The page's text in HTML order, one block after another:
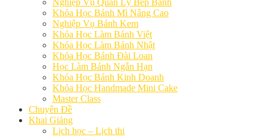
Nghiệp Vụ Quản Lý Bếp Bánh
Khóa Học Bánh Mì Nâng Cao
Nghiệp Vụ Bánh Kem
Khóa Học Làm Bánh Việt
Khóa Học Làm Bánh Nhật
Khóa Học Bánh Đài Loan
Học Làm Bánh Ngắn Hạn
Khóa Học Bánh Kinh Doanh
Khóa Học Handmade Mini Cake
Master Class
Chuyên Đề
Khai Giảng
Lịch học – Lịch thi